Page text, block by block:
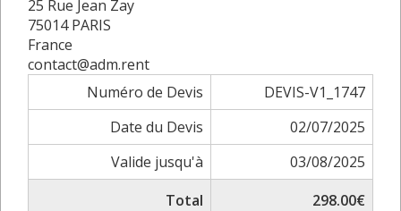
25 Rue Jean Zay
75014 PARIS
France
contact@adm.rent
Numéro de Devis
DEVIS-V1_1747
Date du Devis
02/07/2025
Valide jusqu'à
03/08/2025
Total
298.00€